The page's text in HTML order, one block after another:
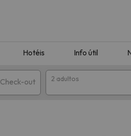
Hotéis Info útil
Check-out 2 adultos